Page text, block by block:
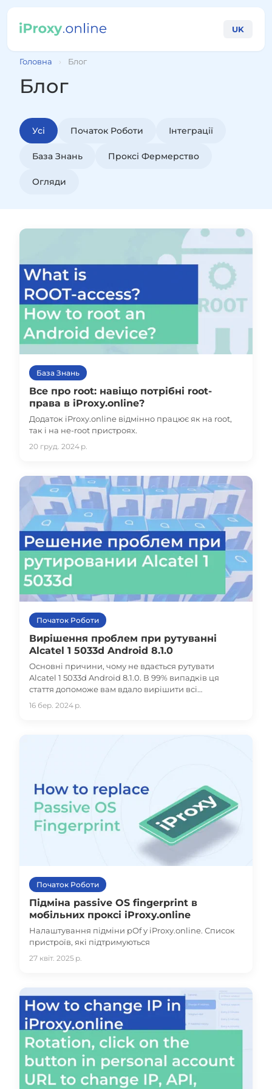
UK
Головна › Блог
Блог
Усі Початок Роботи Інтеграції
База Знань Проксі Фермерство
Огляди
База Знань
Все про root: навіщо потрібні root-
права в iProxy.online?
Додаток iProxy.online відмінно працює як на root,
так і на не-root пристроях.
20 груд. 2024 р.
Початок Роботи
Вирішення проблем при рутуванні
Alcatel 1 5033d Android 8.1.0
Основні причини, чому не вдається рутувати
Alcatel 1 5033d Android 8.1.0. В 99% випадків ця
стаття допоможе вам вдало вирішити всі
проблеми!
16 бер. 2024 р.
Початок Роботи
Підміна passive OS fingerprint в
мобільних проксі iProxy.online
Налаштування підміни pOf у iProxy.online. Список
пристроїв, які підтримуються
27 квіт. 2025 р.